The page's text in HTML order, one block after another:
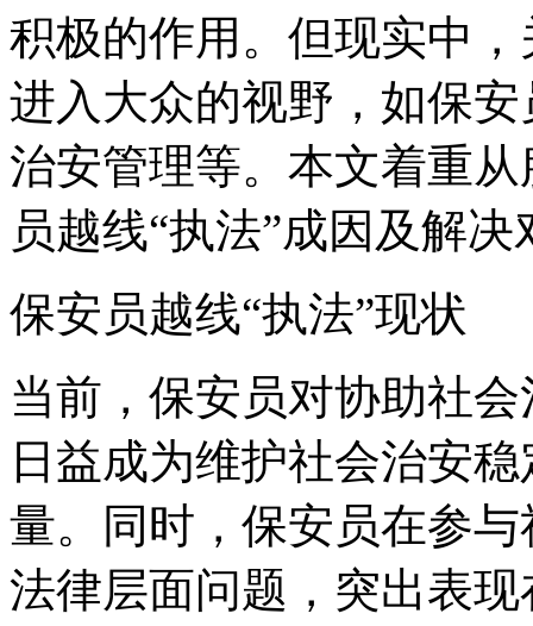
积极的作用。但现实中
进入大众的视野，如保
治安管理等。本文着重
员越线“执法”成因及解
保安员越线“执法”现状
当前，保安员对协助社
日益成为维护社会治安
量。同时，保安员在参
法律层面问题，突出表